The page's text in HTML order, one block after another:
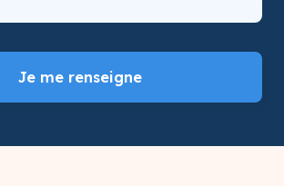
Je me renseigne